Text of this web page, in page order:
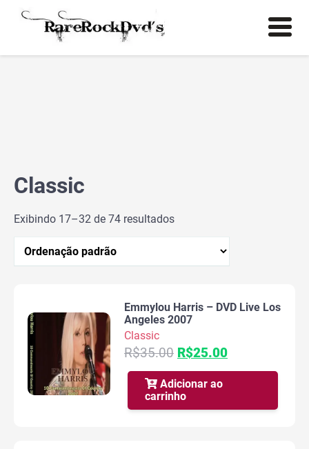
Classic
Exibindo 17–32 de 74 resultados
Emmylou Harris – DVD Live Los
Angeles 2007
Classic
R$35.00 O
preço
original
era:
R$35.00.
R$25.00O
preço
R$25.00.
Adicionar ao
carrinho